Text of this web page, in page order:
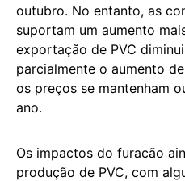
outubro. No entanto, as
suportam um aumento
exportação de PVC
parcialmente o aumento
os preços se mantenham
ano.
Os impactos do furacão
produção de PVC, com